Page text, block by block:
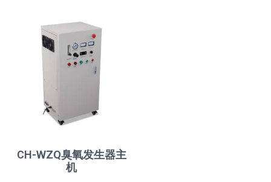
CH-WZQ臭氧发生器主
机